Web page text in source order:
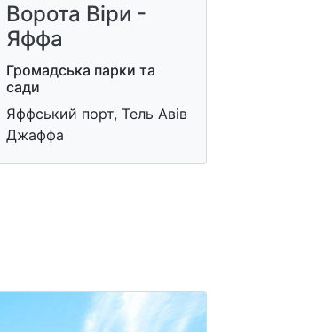
Ворота Віри -
Яффа
Громадська парки та
сади
Яффський порт, Тель Авів
Джаффа